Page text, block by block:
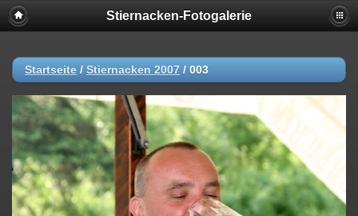
Stiernacken-Fotogalerie
Startseite / Stiernacken 2007 / 003